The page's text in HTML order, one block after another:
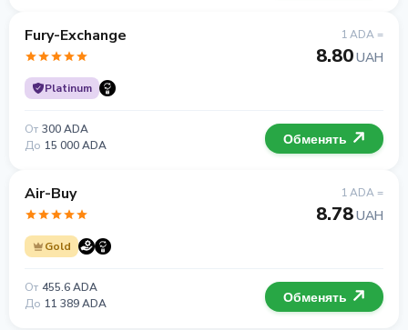
Fury-Exchange
Platinum
1 ADA =
8.80UAH
От 300 ADA
До 15 000 ADA Обменять
Air-Buy
Gold
1 ADA =
8.78UAH
От 455.6 ADA
До 11 389 ADA Обменять